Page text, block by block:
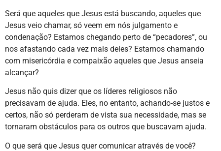
Será que aqueles que Jesus está buscando, aqueles que
Jesus veio chamar, só veem em nós julgamento e
condenação? Estamos chegando perto de “pecadores”, ou
nos afastando cada vez mais deles? Estamos chamando
com misericórdia e compaixão aqueles que Jesus anseia
alcançar?
Jesus não quis dizer que os líderes religiosos não
precisavam de ajuda. Eles, no entanto, achando-se justos e
certos, não só perderam de vista sua necessidade, mas se
tornaram obstáculos para os outros que buscavam ajuda.
O que será que Jesus quer comunicar através de você?